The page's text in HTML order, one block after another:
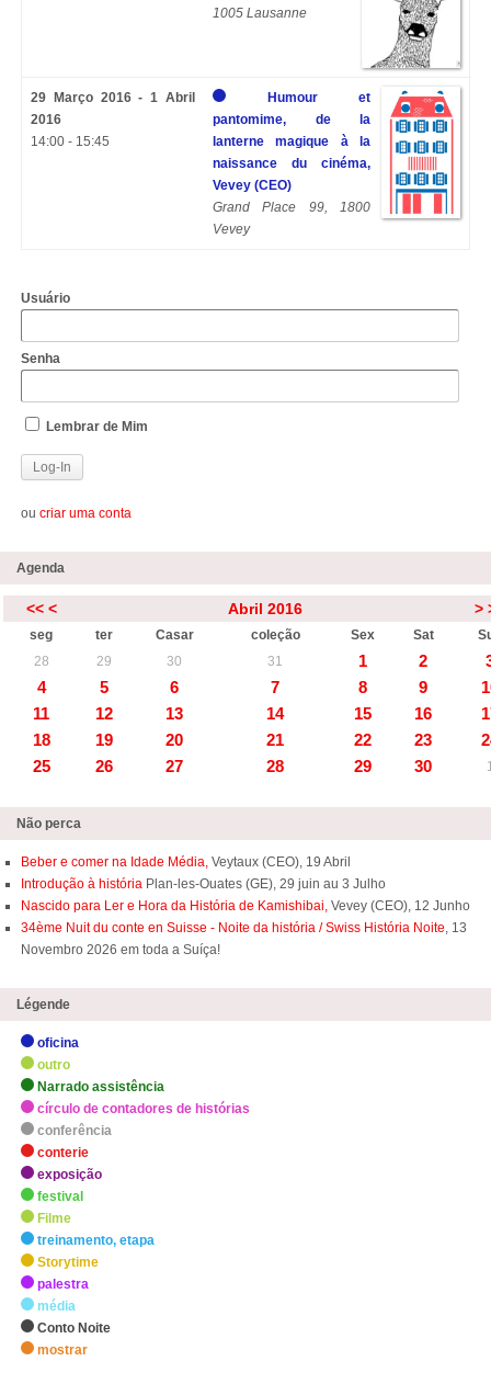
1005 Lausanne
29 Março 2016 - 1 Abril
2016
14:00 - 15:45
Humour et
pantomime, de la
lanterne magique à la
naissance du cinéma,
Vevey (CEO)
Grand Place 99, 1800
Vevey
Usuário
Senha
Lembrar de Mim
ou criar uma conta
Agenda
<< < Abril 2016 >
seg ter Casar coleção Sex Sat
28
29 30 31 1 2
4
5 6 7 8 9
11
12 13 14 15 16
18
19 20 21 22 23
25
26 27 28 29 30
Não perca
Beber e comer na Idade Média, Veytaux (CEO), 19 Abril
Introdução à história Plan-les-Ouates (GE), 29 juin au 3 Julho
Nascido para Ler e Hora da História de Kamishibai, Vevey (CEO), 12 Junho
34ème Nuit du conte en Suisse - Noite da história / Swiss História Noite, 13
Novembro 2026 em toda a Suíça!
Légende
oficina
outro
Narrado assistência
círculo de contadores de histórias
conferência
conterie
exposição
festival
Filme
treinamento, etapa
Storytime
palestra
média
Conto Noite
mostrar